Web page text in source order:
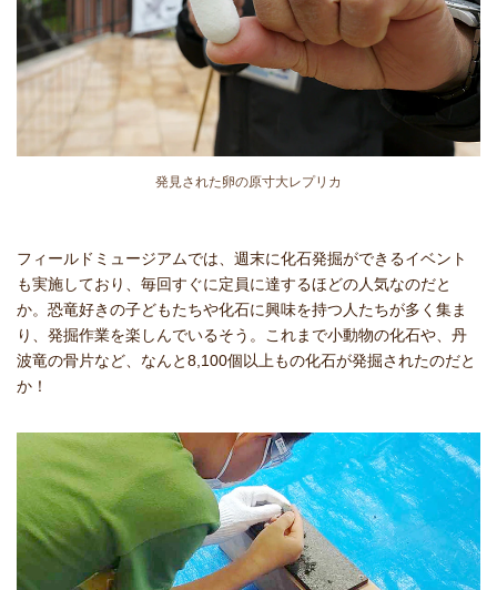
発見された卵の原寸大レプリカ
フィールドミュージアムでは、週末に化石発掘ができるイベント
も実施しており、毎回すぐに定員に達するほどの人気なのだと
か。恐竜好きの子どもたちや化石に興味を持つ人たちが多く集ま
り、発掘作業を楽しんでいるそう。これまで小動物の化石や、丹
波竜の骨片など、なんと8,100個以上もの化石が発掘されたのだと
か！